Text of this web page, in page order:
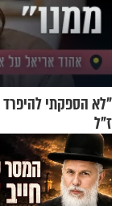
"לא הספקתי להיפרד
ז"ל